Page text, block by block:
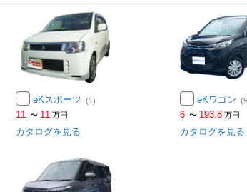
eKスポーツ (1)
11 〜 11 万円
カタログを見る
eKワゴン
6 〜 193.8 万円
カタログを見る